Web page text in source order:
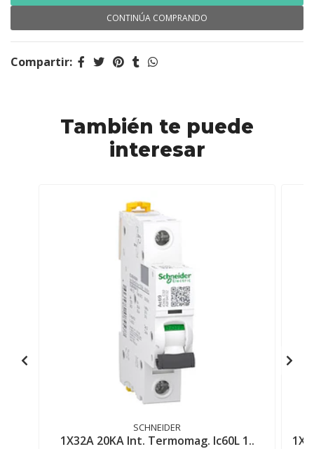
CONTINÚA COMPRANDO
Compartir:
También te puede
interesar
SCHNEIDER
1X32A 20KA Int. Termomag. Ic60L 1..